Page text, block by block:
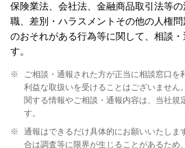
保険業法、会社法、金融商品取引法等
職、差別・ハラスメントその他の人権
のおそれがある行為等に関して、相談
す。
※
ご相談・通報された方が正当に相談窓口を
利益な取扱いを受けることはございません
関する情報やご相談・通報内容は、当社規
す。
※
通報はできるだけ具体的にお願いいたしま
合は調査等に限界が生じることがあるため